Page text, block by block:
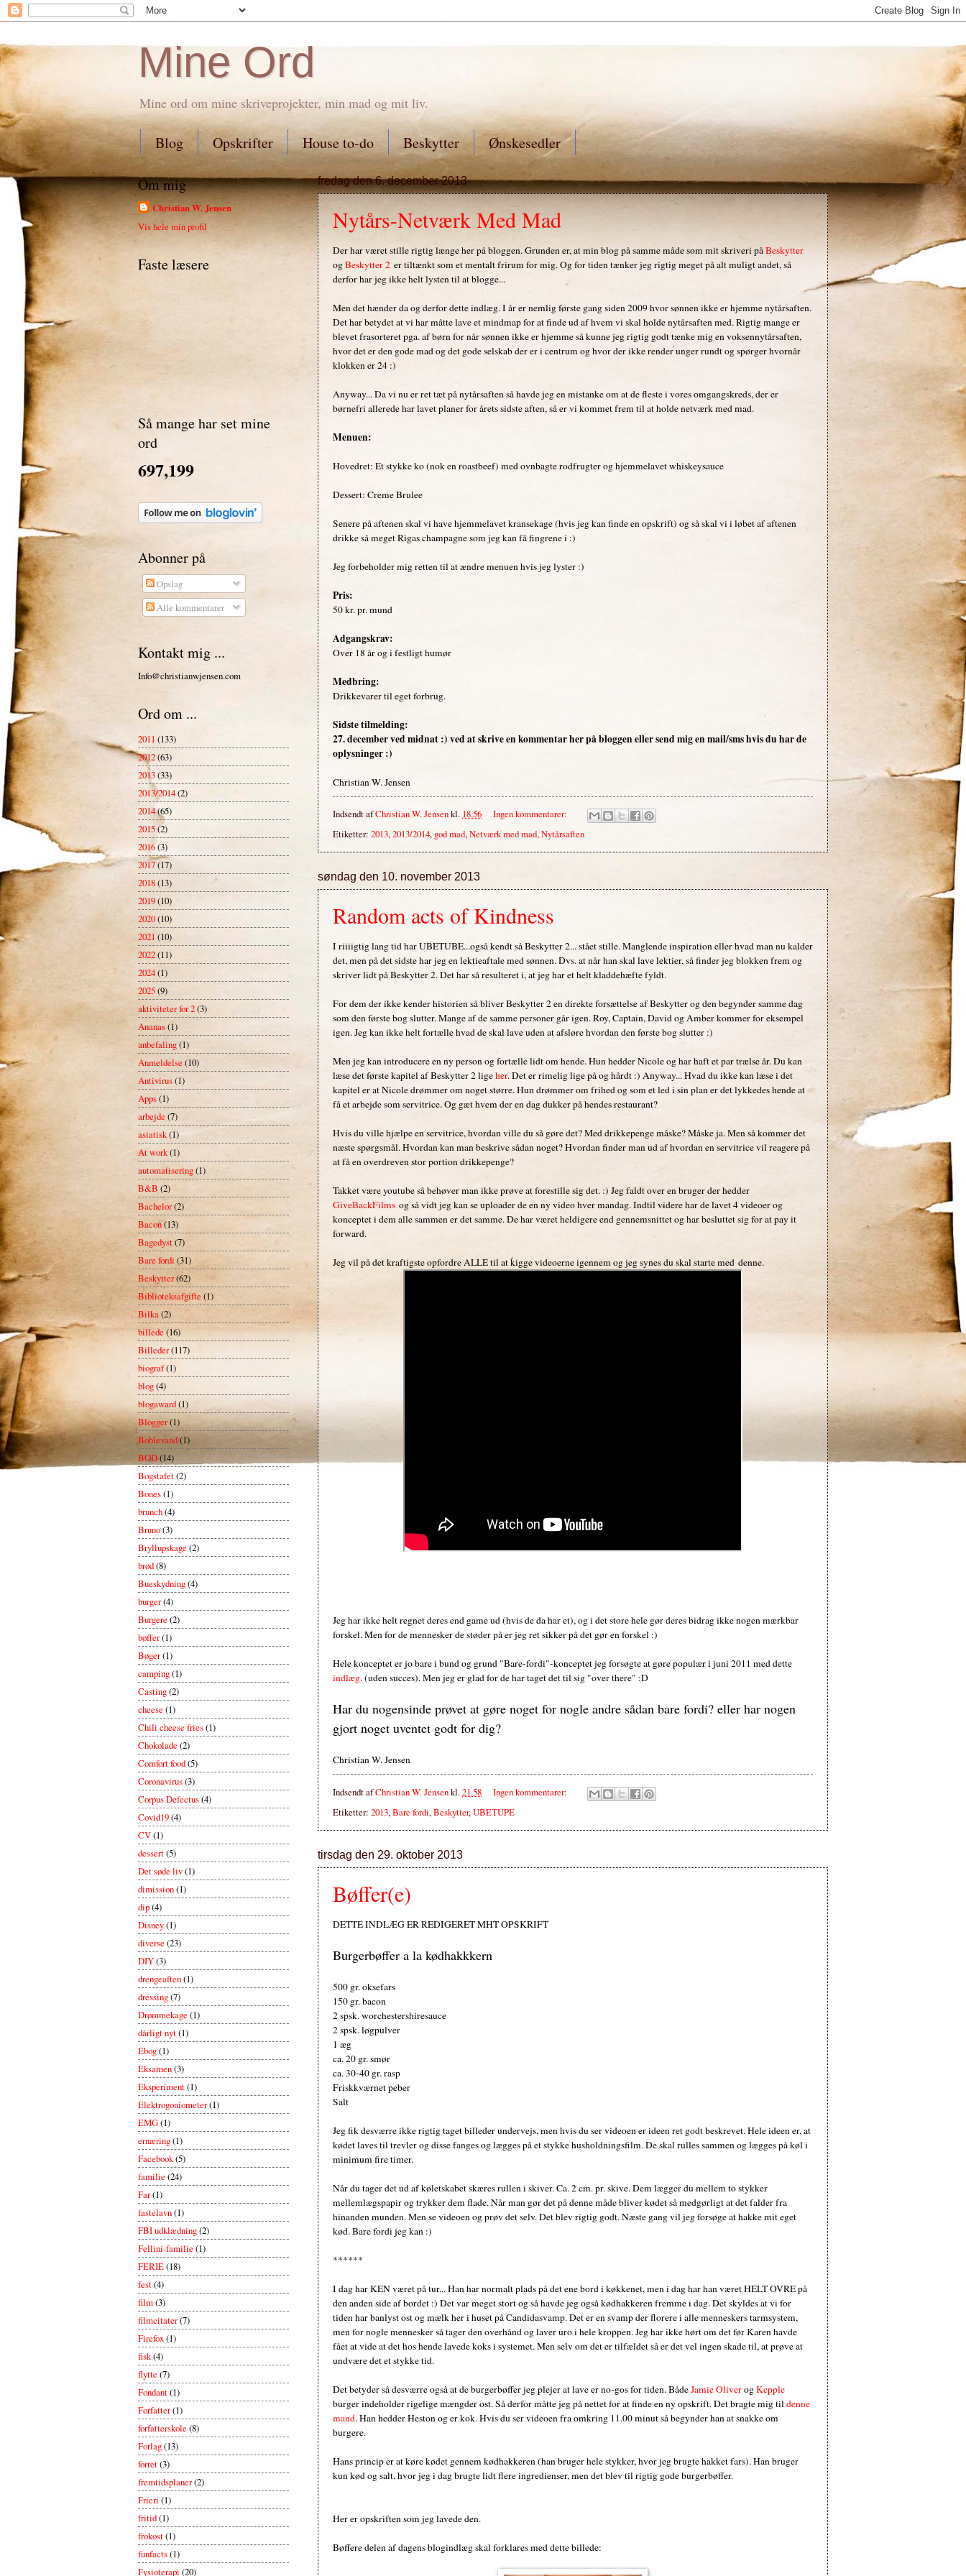
Mine Ord
Mine ord om mine skriveprojekter, min mad og mit liv.
Blog Opskrifter House to-do Beskytter Ønskesedler
fredag den 6. december 2013
Nytårs-Netværk Med Mad
Der har været stille rigtig længe her på bloggen. Grunden er, at min blog på samme måde som mit skriveri påBeskytter
ogBeskytter 2 er tiltænkt som et mentalt frirum for mig. Og for tiden tænker jeg rigtig meget på alt muligt andet, så
derfor har jeg ikke helt lysten til at blogge...
Men det hænder da og derfor dette indlæg. I år er nemlig første gang siden 2009 hvor sønnen ikke er hjemme nytårsaften.
Det har betydet at vi har måtte lave et mindmap for at finde ud af hvem vi skal holde nytårsaften med. Rigtig mange er
blevet frasorteret pga. af børn for når sønnen ikke er hjemme så kunne jeg rigtig godt tænke mig en voksennytårsaften,
hvor det er den gode mad og det gode selskab der er i centrum og hvor der ikke render unger rundt og spørger hvornår
klokken er 24 :)
Anyway... Da vi nu er ret tæt på nytårsaften så havde jeg en mistanke om at de fleste i vores omgangskreds, der er
børnefri allerede har lavet planer for årets sidste aften, så er vi kommet frem til at holde netværk med mad.
Menuen:
Hovedret: Et stykke ko (nok en roastbeef) med ovnbagte rodfrugter og hjemmelavet whiskeysauce
Dessert: Creme Brulee
Senere på aftenen skal vi have hjemmelavet kransekage (hvis jeg kan finde en opskrift) og så skal vi i løbet af aftenen
drikke så meget Rigas champagne som jeg kan få fingrene i :)
Jeg forbeholder mig retten til at ændre menuen hvis jeg lyster :)
Pris:
50 kr. pr. mund
Adgangskrav:
Over 18 år og i festligt humør
Medbring:
Drikkevarer til eget forbrug.
Sidste tilmelding:
27. december ved midnat :) ved at skrive en kommentar her på bloggen eller send mig en mail/sms hvis du har de
oplysninger :)
Christian W. Jensen
Indsendt afChristian W. Jensenkl. 18.56
Ingen kommentarer:
Etiketter: 2013,2013/2014, god mad,Netværk med mad,Nytårsaften
søndag den 10. november 2013
Random acts of Kindness
I riiiigtig lang tid har UBETUBE...også kendt så Beskytter 2... stået stille. Manglende inspiration eller hvad man nu kalder
det, men på det sidste har jeg en lektieaftale med sønnen. Dvs. at når han skal lave lektier, så finder jeg blokken frem og
skriver lidt på Beskytter 2. Det har så resulteret i, at jeg har et helt kladdehæfte fyldt.
For dem der ikke kender historien så bliver Beskytter 2 en direkte forsættelse af Beskytter og den begynder samme dag
som den første bog slutter. Mange af de samme personer går igen. Roy, Captain, David og Amber kommer for eksempel
igen. Jeg kan ikke helt fortælle hvad de skal lave uden at afsløre hvordan den første bog slutter :)
Men jeg kan introducere en ny person og fortælle lidt om hende. Hun hedder Nicole og har haft et par trælse år. Du kan
læse det første kapitel af Beskytter 2 ligeher. Det er rimelig lige på og hårdt :) Anyway... Hvad du ikke kan læse i det
kapitel er at Nicole drømmer om noget større. Hun drømmer om frihed og som et led i sin plan er det lykkedes hende at
få et arbejde som servitrice. Og gæt hvem der en dag dukker på hendes restaurant?
Hvis du ville hjælpe en servitrice, hvordan ville du så gøre det? Med drikkepenge måske? Måske ja. Men så kommer det
næste spørgsmål. Hvordan kan man beskrive sådan noget? Hvordan finder man ud af hvordan en servitrice vil reagere på
at få en overdreven stor portion drikkepenge?
Takket være youtube så behøver man ikke prøve at forestille sig det. :) Jeg faldt over en bruger der hedder
GiveBackFilms og så vidt jeg kan se uploader de en ny video hver mandag. Indtil videre har de lavet 4 videoer og
konceptet i dem alle sammen er det samme. De har været heldigere end gennemsnittet og har besluttet sig for at pay it
forward.
Jeg vil på det kraftigste opfordre ALLE til at kigge videoerne igennem og jeg synes du skal starte med denne.
Jeg har ikke helt regnet deres end game ud (hvis de da har et), og i det store hele gør deres bidrag ikke nogen mærkbar
forskel. Men for de mennesker de støder på er jeg ret sikker på det gør en forskel :)
Hele konceptet er jo bare i bund og grund "Bare-fordi"-konceptet jeg forsøgte at gøre populær i juni 2011 med dette
indlæg. (uden succes). Men jeg er glad for de har taget det til sig "over there" :D
Har du nogensinde prøvet at gøre noget for nogle andre sådan bare fordi? eller har nogen
gjort noget uventet godt for dig?
Christian W. Jensen
Indsendt afChristian W. Jensenkl.21.58
Ingen kommentarer:
Etiketter: 2013,Bare fordi,Beskytter,UBETUPE
tirsdag den 29. oktober 2013
Bøffer(e)
DETTE INDLÆG ER REDIGERET MHT OPSKRIFT
Burgerbøffer a la kødhakkkern
500 gr. oksefars
150 gr. bacon
2 spsk. worchestershiresauce
2 spsk. løgpulver
1 æg
ca. 20 gr. smør
ca. 30-40 gr. rasp
Friskkværnet peber
Salt
Jeg fik desværre ikke rigtig taget billeder undervejs, men hvis du ser videoen er ideen ret godt beskrevet. Hele ideen er, at
kødet laves til trevler og disse fanges og lægges på et stykke husholdningsfilm. De skal rulles sammen og lægges på køl i
minimum fire timer.
Når du tager det ud af køletskabet skæres rullen i skiver. Ca. 2 cm. pr. skive. Dem lægger du mellem to stykker
mellemlægspapir og trykker dem flade. Når man gør det på denne måde bliver kødet så medgørligt at det falder fra
hinanden munden. Men se videoen og prøv det selv. Det blev rigtig godt. Næste gang vil jeg forsøge at hakke mit eget
kød. Bare fordi jeg kan :)
******
I dag har KEN været på tur... Han har normalt plads på det ene bord i køkkenet, men i dag har han været HELT OVRE på
den anden side af bordet :) Det var meget stort og så havde jeg også kødhakkeren fremme i dag. Det skyldes at vi for
tiden har banlyst ost og mælk her i huset på Candidasvamp. Det er en svamp der florere i alle menneskers tarmsystem,
men for nogle mennesker så tager den overhånd og laver uro i hele kroppen. Jeg har ikke hørt om det før Karen havde
fået at vide at det hos hende lavede koks i systemet. Men selv om det er tilfældet så er det vel ingen skade til, at prøve at
undvære det et stykke tid.
Det betyder så desværre også at de burgerbøffer jeg plejer at lave er no-gos for tiden. BådeJamie OliverogKepple
burger indeholder rigelige mængder ost. Så derfor måtte jeg på nettet for at finde en ny opskrift. Det bragte mig til denne
mand. Han hedder Heston og er kok. Hvis du ser videoen fra omkring 11.00 minut så begynder han at snakke om
burgere.
Hans princip er at køre kødet gennem kødhakkeren (han bruger hele stykker, hvor jeg brugte hakket fars). Han bruger
kun kød og salt, hvor jeg i dag brugte lidt flere ingredienser, men det blev til rigtig gode burgerbøffer.
Her er opskriften som jeg lavede den.
Bøffere delen af dagens blogindlæg skal forklares med dette billede:
Om mig
Christian W. Jensen
Vis hele min profil
Faste læsere
Så mange har set mine
ord
697,199
Abonner på
Opslag
Alle kommentarer
Kontakt mig ...
Info@christianwjensen.com
Ord om ...
2011 (133)
2012(63)
2013(33)
2013/2014(2)
2014(65)
2015(2)
2016(3)
2017(17)
2018(13)
2019(10)
2020(10)
2021 (10)
2022(11)
2024(1)
2025(9)
aktiviteter for 2(3)
Ananas(1)
anbefaling(1)
Anmeldelse(10)
Antivirus(1)
Apps(1)
arbejde (7)
asiatisk(1)
At work(1)
automatisering(1)
B&B (2)
Bachelor(2)
Bacon(13)
Bagedyst(7)
Bare fordi (31)
Beskytter(62)
Biblioteksafgifte (1)
Bilka(2)
billede (16)
Billeder(117)
biograf(1)
blog(4)
blogaward(1)
Blogger(1)
Boblevand(1)
BOD(14)
Bogstafet(2)
Bones(1)
brunch(4)
Bruno(3)
Bryllupskage(2)
brød(8)
Bueskydning(4)
burger(4)
Burgere(2)
bøffer(1)
Bøger(1)
camping(1)
Casting(2)
cheese(1)
Chili cheese fries(1)
Chokolade(2)
Comfort food(5)
Coronavirus(3)
Corpus Defectus(4)
Covid19(4)
CV(1)
dessert(5)
Det søde liv(1)
dimission(1)
dip(4)
Disney(1)
diverse(23)
DIY(3)
drengeaften(1)
dressing(7)
Drømmekage(1)
dårligt nyt(1)
Ebog(1)
Eksamen(3)
Eksperiment(1)
Elektrogoniometer(1)
EMG(1)
ernæring(1)
Facebook(5)
familie(24)
Far(1)
fastelavn(1)
FBI udklædning(2)
Fellini-familie(1)
FERIE(18)
fest(4)
film(3)
filmcitater(7)
Firefox(1)
fisk(4)
flytte(7)
Fondant(1)
Forfatter(1)
forfatterskole(8)
Forlag(13)
forret(3)
fremtidsplaner(2)
Frieri (1)
fritid(1)
frokost(1)
funfacts(1)
Fysioterapi (20)